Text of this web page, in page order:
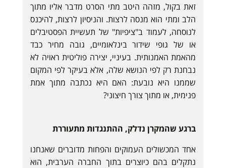
זאת בקול, מזהה היטב מתי הסרט מדבר אליו מתוך
הלב ומתי הוא מנסה לרצות. והניסיון לרצות, להיכנס
לנוסחה, לעמוד ב"ציפיות" של תעשיית הפסטיבלים
או של גופי שידור בינלאומיים, גובה מחיר כבד
מהאמת האמנותית. בעיניי, יצירה פוליטית ראויה לא
נבחנת רק לפי הנושא שלה, אלא בעיקר לפי המקום
שממנו היא נובעת: האם היא נכתבה מתוך אמת
פנימית, או מתוך צורך חיצוני?
ברגע שהמקרן נדלק, ההתנגדות מתעוררת
אחד המכשולים העמוקים והפחות מדוברים שאנחנו
נתקלים בהם כיוצרים בתוך החברה הערבית, הוא